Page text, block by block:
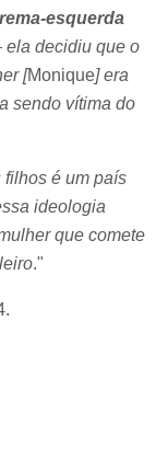
esquerda
decidiu que o
[Monique] era
sendo vítima do
filhos é um país
ideologia
que comete
."